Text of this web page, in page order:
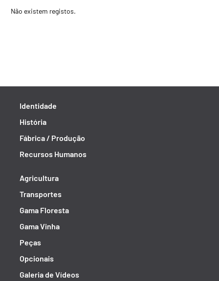
Não existem registos.
Identidade
História
Fábrica / Produção
Recursos Humanos
Agricultura
Transportes
Gama Floresta
Gama Vinha
Peças
Opcionais
Galeria de Vídeos